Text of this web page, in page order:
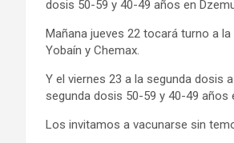
dosis 50-59 y 40-49 años en
Mañana jueves 22 tocará turno a
Yobaín y Chemax.
Y el viernes 23 a la segunda dosis
segunda dosis 50-59 y 40-49 años
Los invitamos a vacunarse sin